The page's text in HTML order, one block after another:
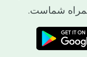
شماست.